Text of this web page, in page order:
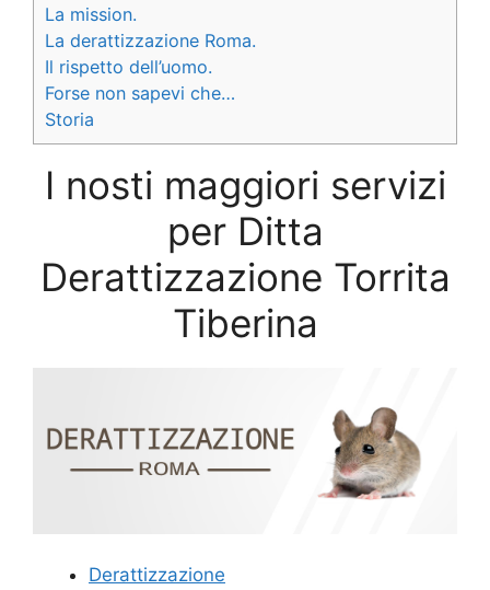
La mission.
La derattizzazione Roma.
Il rispetto dell’uomo.
Forse non sapevi che…
Storia
I nosti maggiori servizi
per Ditta
Derattizzazione Torrita
Tiberina
Derattizzazione